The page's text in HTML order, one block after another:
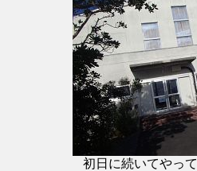
初日に続いてやっ